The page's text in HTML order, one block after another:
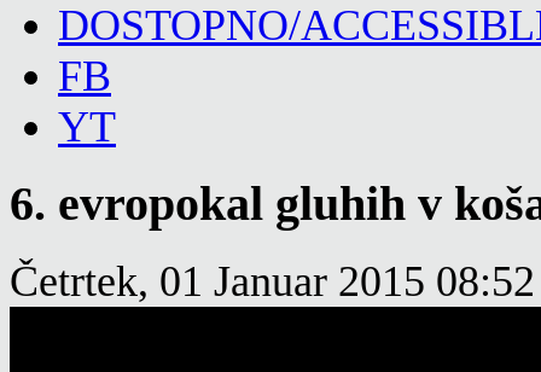
DOSTOPNO/
FB
YT
6. evropokal gluhih v
Četrtek, 01 Januar 2015 08:52